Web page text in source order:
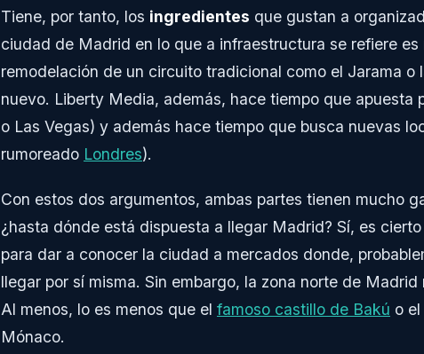
Tiene, por tanto, los ingredientes que gustan a
ciudad de Madrid en lo que a infraestructura se refiere es
remodelación de un circuito tradicional como el Jarama
nuevo. Liberty Media, además, hace tiempo que apuesta
o Las Vegas) y además hace tiempo que busca nuevas
rumoreado Londres).
Con estos dos argumentos, ambas partes tienen mucho
¿hasta dónde está dispuesta a llegar Madrid? Sí, es
para dar a conocer la ciudad a mercados donde,
llegar por sí misma. Sin embargo, la zona norte de
Al menos, lo es menos que el famoso castillo de Bakú o
Mónaco.